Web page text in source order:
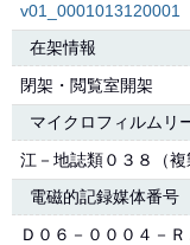
v01_0001013120001
在架情報
閉架・閲覧室開架
マイクロフィルムリ
江－地誌類０３８（複
電磁的記録媒体番号
Ｄ０６－０００４－Ｒ